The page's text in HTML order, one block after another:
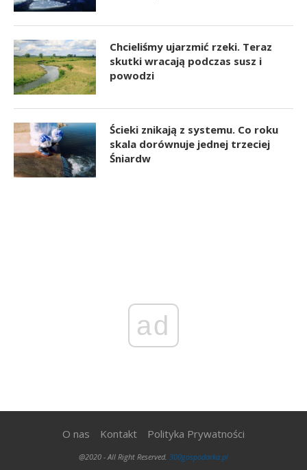
Chcieliśmy ujarzmić rzeki. Teraz
skutki wracają podczas susz i
powodzi
Ścieki znikają z systemu. Co roku
skala dorównuje jednej trzeciej
Śniardw
ad
O nas Kontakt Polityka Prywatności
@2020 - All Right Reserved. 300gospodarka.pl